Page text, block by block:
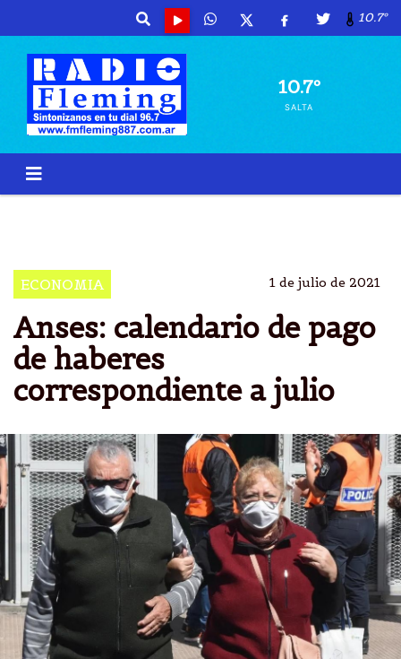
10.7º
10.7º
SALTA
ECONOMIA 1 de julio de 2021
Anses: calendario de pago
de haberes
correspondiente a julio